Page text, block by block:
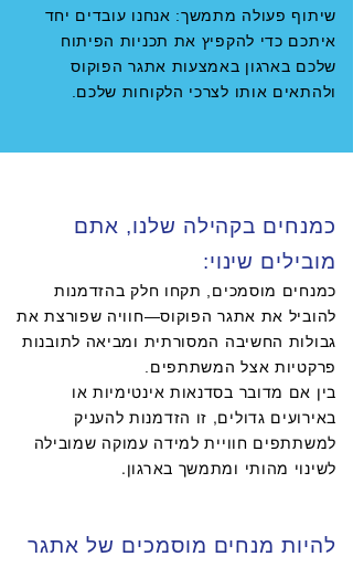
שיתוף פעולה מתמשך: אנחנו עובדים יחד
איתכם כדי להקפיץ את תכניות הפיתוח
שלכם בארגון באמצעות אתגר הפוקוס
ולהתאים אותו לצרכי הלקוחות שלכם.
כמנחים בקהילה שלנו, אתם
מובילים שינוי:
כמנחים מוסמכים, תקחו חלק בהזדמנות
להוביל את אתגר הפוקוס—חוויה שפורצת את
גבולות החשיבה המסורתית ומביאה לתובנות
פרקטיות אצל המשתתפים.
בין אם מדובר בסדנאות אינטימיות או
באירועים גדולים, זו הזדמנות להעניק
למשתתפים חוויית למידה עמוקה שמובילה
לשינוי מהותי ומתמשך בארגון.
להיות מנחים מוסמכים של אתגר